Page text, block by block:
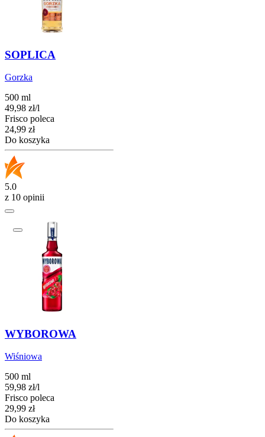
SOPLICA
Gorzka
500 ml
49,98 zł/l
Frisco poleca
Cena
24,99 zł
Do koszyka
5.0
z 10 opinii
WYBOROWA
Wiśniowa
500 ml
59,98 zł/l
Frisco poleca
Cena
29,99 zł
Do koszyka